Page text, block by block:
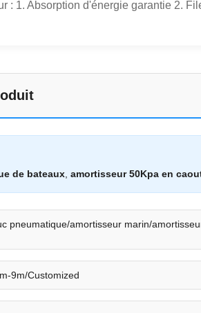
: 1. Absorption d'énergie garantie 2.
de bateaux amortisseur 50Kpa en
pneumatique/amortisseur marin/
9m/Customized